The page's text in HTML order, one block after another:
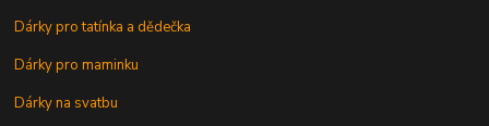
Dárky pro tatínka a dědečka
Dárky pro maminku
Dárky na svatbu